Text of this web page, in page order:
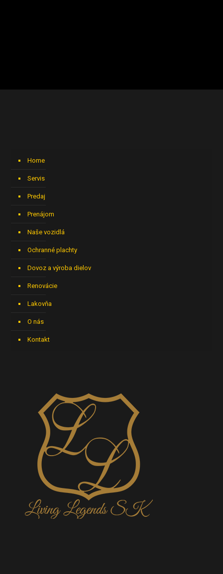
Home
Servis
Predaj
Prenájom
Naše vozidlá
Ochranné plachty
Dovoz a výroba dielov
Renovácie
Lakovňa
O nás
Kontakt